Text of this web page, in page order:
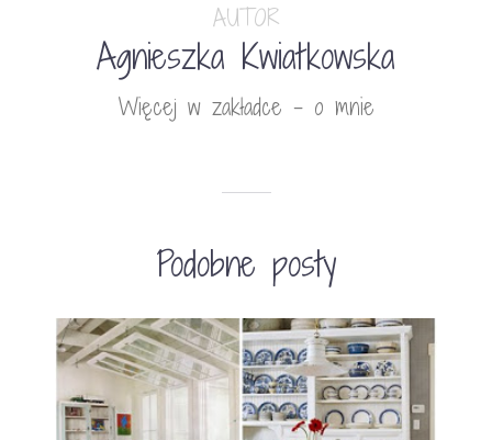
AUTOR
Agnieszka Kwiatkowska
Więcej w zakładce - o mnie
Podobne posty